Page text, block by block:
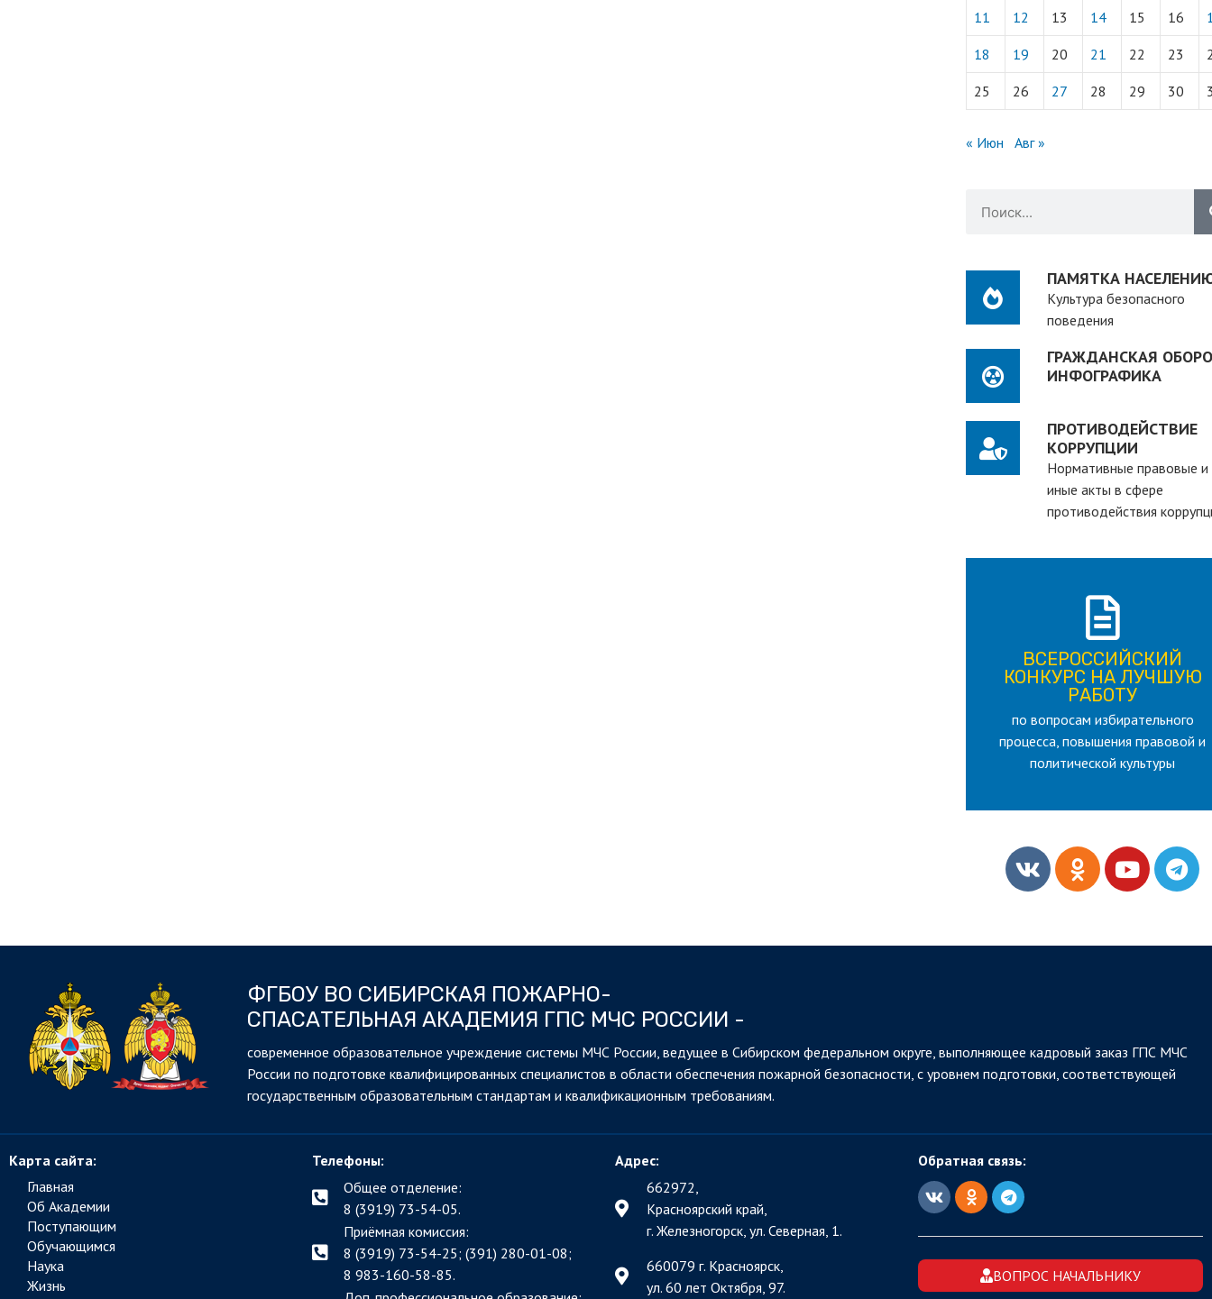
11 12 13 14 15 16
18 19 20 21 22 23
25 26 27 28 29 30
« Июн Авг »
ПАМЯТКА
Культура безопасного
поведения
ГРАЖДАНСКАЯ
ИНФОГРАФИКА
ПРОТИВОДЕЙСТВИЕ
КОРРУПЦИИ
Нормативные правовые и
иные акты в сфере
противодействия
ВСЕРОССИЙСКИЙ
КОНКУРС НА ЛУЧШУЮ
РАБОТУ
по вопросам избирательного
процесса, повышения правовой и
политической культуры
ВСЕРОССИЙСКИЙ
КОНКУРС НА ЛУЧШУЮ
РАБОТУ
для лица старше 18 и моложе 35
лет
ПОДРОБНЕЕ
ФГБОУ ВО СИБИРСКАЯ ПОЖАРНО-
СПАСАТЕЛЬНАЯ АКАДЕМИЯ ГПС МЧС РОССИИ -
cовременное образовательное учреждение системы МЧС России, ведущее в Сибирском федеральном округе, выполняющее кадровый заказ ГПС МЧС
России по подготовке квалифицированных специалистов в области обеспечения пожарной безопасности, с уровнем подготовки, соответствующей
государственным образовательным стандартам и квалификационным требованиям.
Карта сайта:
Главная
Об Академии
Поступающим
Обучающимся
Наука
Жизнь
Телефоны:
Общее отделение:
8 (3919) 73-54-05.
Приёмная комиссия:
8 (3919) 73-54-25; (391) 280-01-08;
8 983-160-58-85.
Адрес:
662972,
Красноярский край,
г. Железногорск, ул. Северная, 1.
660079 г. Красноярск,
ул. 60 лет Октября, 97.
Обратная связь:
ВОПРОС НАЧАЛЬНИКУ